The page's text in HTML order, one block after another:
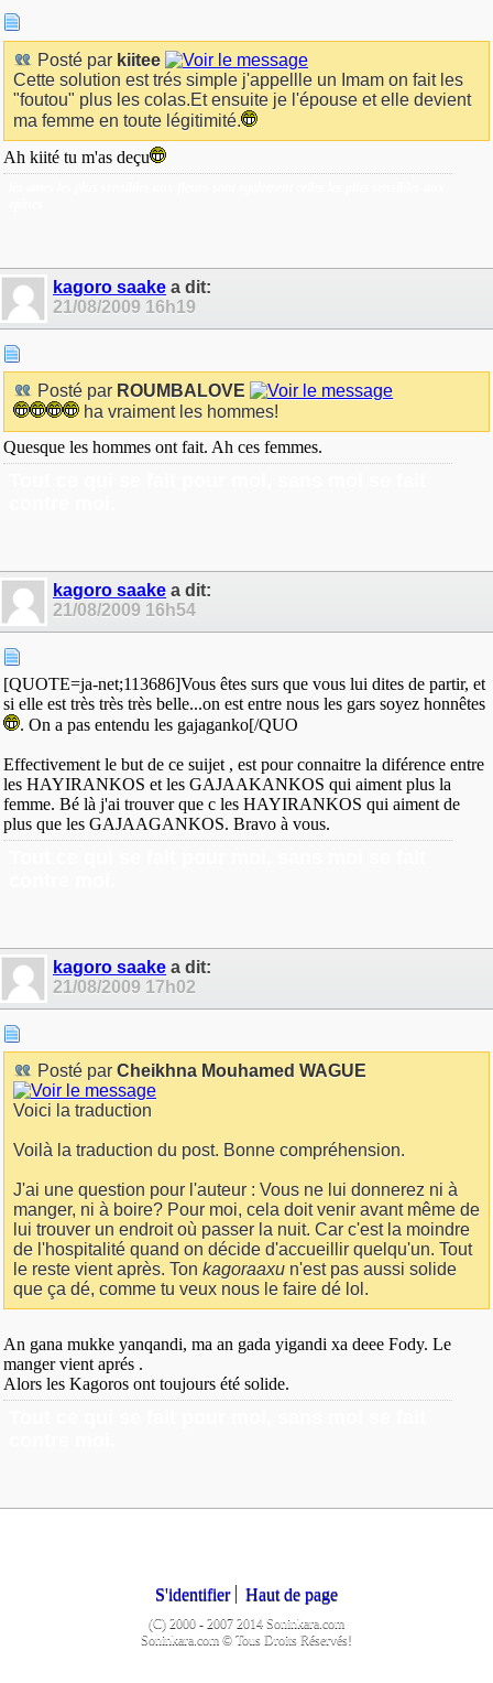
Posté par kiitee
Cette solution est trés simple j'appellle un Imam on fait les
"foutou" plus les colas.Et ensuite je l'épouse et elle devient
ma femme en toute légitimité.
Ah kiité tu m'as deçu
kagoro saake a dit:
21/08/2009 16h19
Posté par ROUMBALOVE
ha vraiment les hommes!
Quesque les hommes ont fait. Ah ces femmes.
kagoro saake a dit:
21/08/2009 16h54
[QUOTE=ja-net;113686]Vous êtes surs que vous lui dites de partir, et
si elle est très très très belle...on est entre nous les gars soyez honnêtes
. On a pas entendu les gajaganko[/QUO
Effectivement le but de ce suijet , est pour connaitre la diférence entre
les HAYIRANKOS et les GAJAAKANKOS qui aiment plus la
femme. Bé là j'ai trouver que c les HAYIRANKOS qui aiment de
plus que les GAJAAGANKOS. Bravo à vous.
kagoro saake a dit:
21/08/2009 17h02
Posté par Cheikhna Mouhamed WAGUE
Voici la traduction
Voilà la traduction du post. Bonne compréhension.
J'ai une question pour l'auteur : Vous ne lui donnerez ni à
manger, ni à boire? Pour moi, cela doit venir avant même de
lui trouver un endroit où passer la nuit. Car c'est la moindre
de l'hospitalité quand on décide d'accueillir quelqu'un. Tout
le reste vient après. Ton kagoraaxu n'est pas aussi solide
que ça dé, comme tu veux nous le faire dé lol.
An gana mukke yanqandi, ma an gada yigandi xa deee Fody. Le
manger vient aprés .
Alors les Kagoros ont toujours été solide.
S'identifier Haut de page
(C) 2000 - 2007 2014 Soninkara.com
Soninkara.com © Tous Droits Réservés!